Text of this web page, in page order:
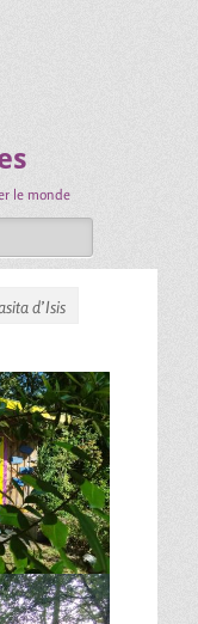
le monde
d’Isis